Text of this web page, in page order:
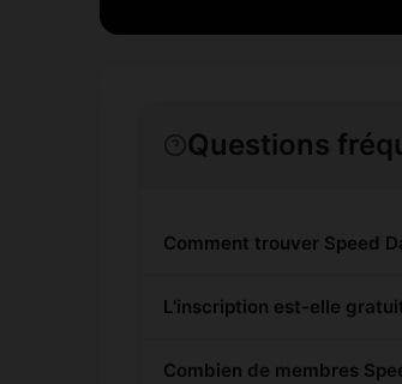
Questions
Comment trouver Speed
L'inscription est-elle
Combien de membres